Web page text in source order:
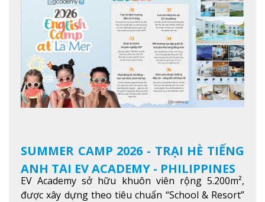
SUMMER CAMP 2026 - TRẠI HÈ TIẾNG
ANH TẠI EV ACADEMY - PHILIPPINES
EV Academy sở hữu khuôn viên rộng 5.200m²,
được xây dựng theo tiêu chuẩn “School & Resort”